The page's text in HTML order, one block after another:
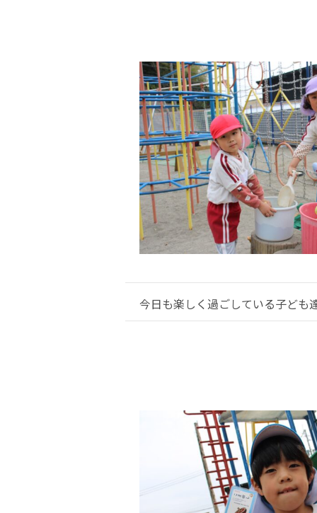
今日も楽しく過ごしている子ども